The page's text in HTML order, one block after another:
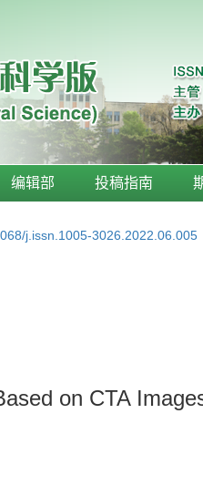
编辑部 投稿指南
j.issn.1005-3026.2022.06.005
on CTA